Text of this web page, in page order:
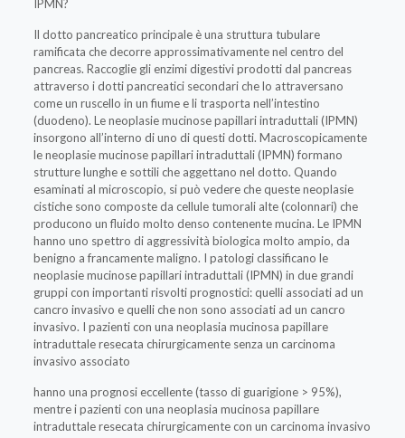
IPMN?
Il dotto pancreatico principale è una struttura tubulare
ramificata che decorre approssimativamente nel centro del
pancreas. Raccoglie gli enzimi digestivi prodotti dal pancreas
attraverso i dotti pancreatici secondari che lo attraversano
come un ruscello in un fiume e li trasporta nell’intestino
(duodeno). Le neoplasie mucinose papillari intraduttali (IPMN)
insorgono all’interno di uno di questi dotti. Macroscopicamente
le neoplasie mucinose papillari intraduttali (IPMN) formano
strutture lunghe e sottili che aggettano nel dotto. Quando
esaminati al microscopio, si può vedere che queste neoplasie
cistiche sono composte da cellule tumorali alte (colonnari) che
producono un fluido molto denso contenente mucina. Le IPMN
hanno uno spettro di aggressività biologica molto ampio, da
benigno a francamente maligno. I patologi classificano le
neoplasie mucinose papillari intraduttali (IPMN) in due grandi
gruppi con importanti risvolti prognostici: quelli associati ad un
cancro invasivo e quelli che non sono associati ad un cancro
invasivo. I pazienti con una neoplasia mucinosa papillare
intraduttale resecata chirurgicamente senza un carcinoma
invasivo associato
hanno una prognosi eccellente (tasso di guarigione > 95%),
mentre i pazienti con una neoplasia mucinosa papillare
intraduttale resecata chirurgicamente con un carcinoma invasivo